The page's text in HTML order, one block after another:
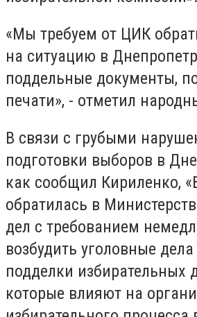
«Мы требуем от ЦИК
на ситуацию в
поддельные документы,
печати», - отметил
В связи с грубыми
подготовки выборов в
как сообщил Кириленко,
обратилась в
дел с требованием
возбудить уголовные
подделки избирательных
которые влияют на